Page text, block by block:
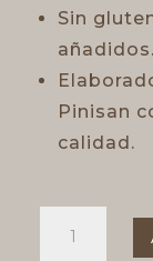
Sin
añadidos.
Pinisan
calidad.